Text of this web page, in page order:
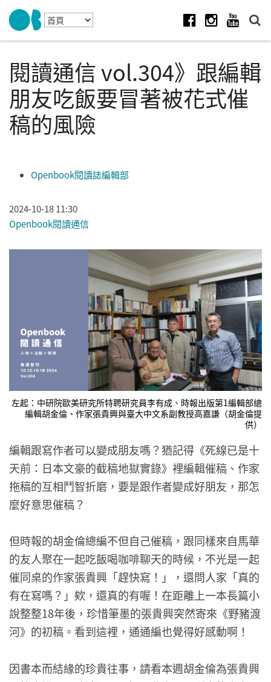
Skip to navigation
移至主內容
閱讀通信 vol.304》跟編輯
朋友吃飯要冒著被花式催
稿的風險
Openbook閱讀誌編輯部
2024-10-18 11:30
Openbook閱讀通信
左起：中研院歐美研究所特聘研究員李有成、時報出版第1編輯部總
編輯胡金倫、作家張貴興與臺大中文系副教授高嘉謙（胡金倫提
供）
編輯跟寫作者可以變成朋友嗎？猶記得《死線已是十
天前：日本文豪的截稿地獄實錄》裡編輯催稿、作家
拖稿的互相鬥智折磨，要是跟作者變成好朋友，那怎
麼好意思催稿？
但時報的胡金倫總編不但自己催稿，跟同樣來自馬華
的友人聚在一起吃飯喝咖啡聊天的時候，不光是一起
催同桌的作家張貴興「趕快寫！」，還問人家「真的
有在寫嗎？」欸，還真的有喔！在距離上一本長篇小
說整整18年後，珍惜筆墨的張貴興突然寄來《野豬渡
河》的初稿。看到這裡，通通編也覺得好感動啊！
因書本而結緣的珍貴往事，請看本週胡金倫為張貴興